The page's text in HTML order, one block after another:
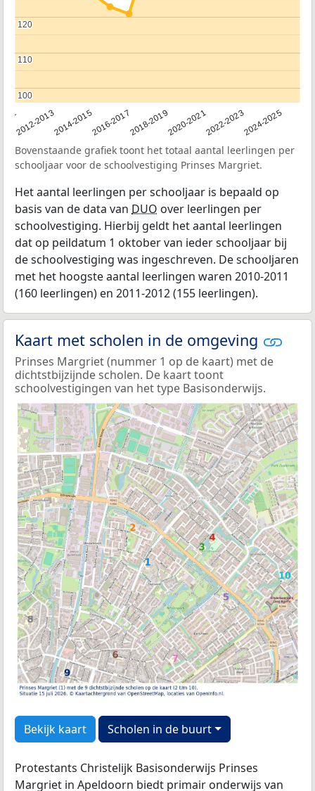
2012-20132014-20152016-20172018-20192020-20212022-20232024-2025
100
100
110
110
120
120
Bovenstaande grafiek toont het totaal aantal leerlingen per
schooljaar voor de schoolvestiging Prinses Margriet.
Het aantal leerlingen per schooljaar is bepaald op
basis van de data van DUO over leerlingen per
schoolvestiging. Hierbij geldt het aantal leerlingen
dat op peildatum 1 oktober van ieder schooljaar bij
de schoolvestiging was ingeschreven. De schooljaren
met het hoogste aantal leerlingen waren 2010-2011
(160 leerlingen) en 2011-2012 (155 leerlingen).
Kaart met scholen in de omgeving
Prinses Margriet (nummer 1 op de kaart) met de
dichtstbijzijnde scholen. De kaart toont
schoolvestigingen van het type Basisonderwijs.
Bekijk kaart Scholen in de buurt
Protestants Christelijk Basisonderwijs Prinses
Margriet in Apeldoorn biedt primair onderwijs van